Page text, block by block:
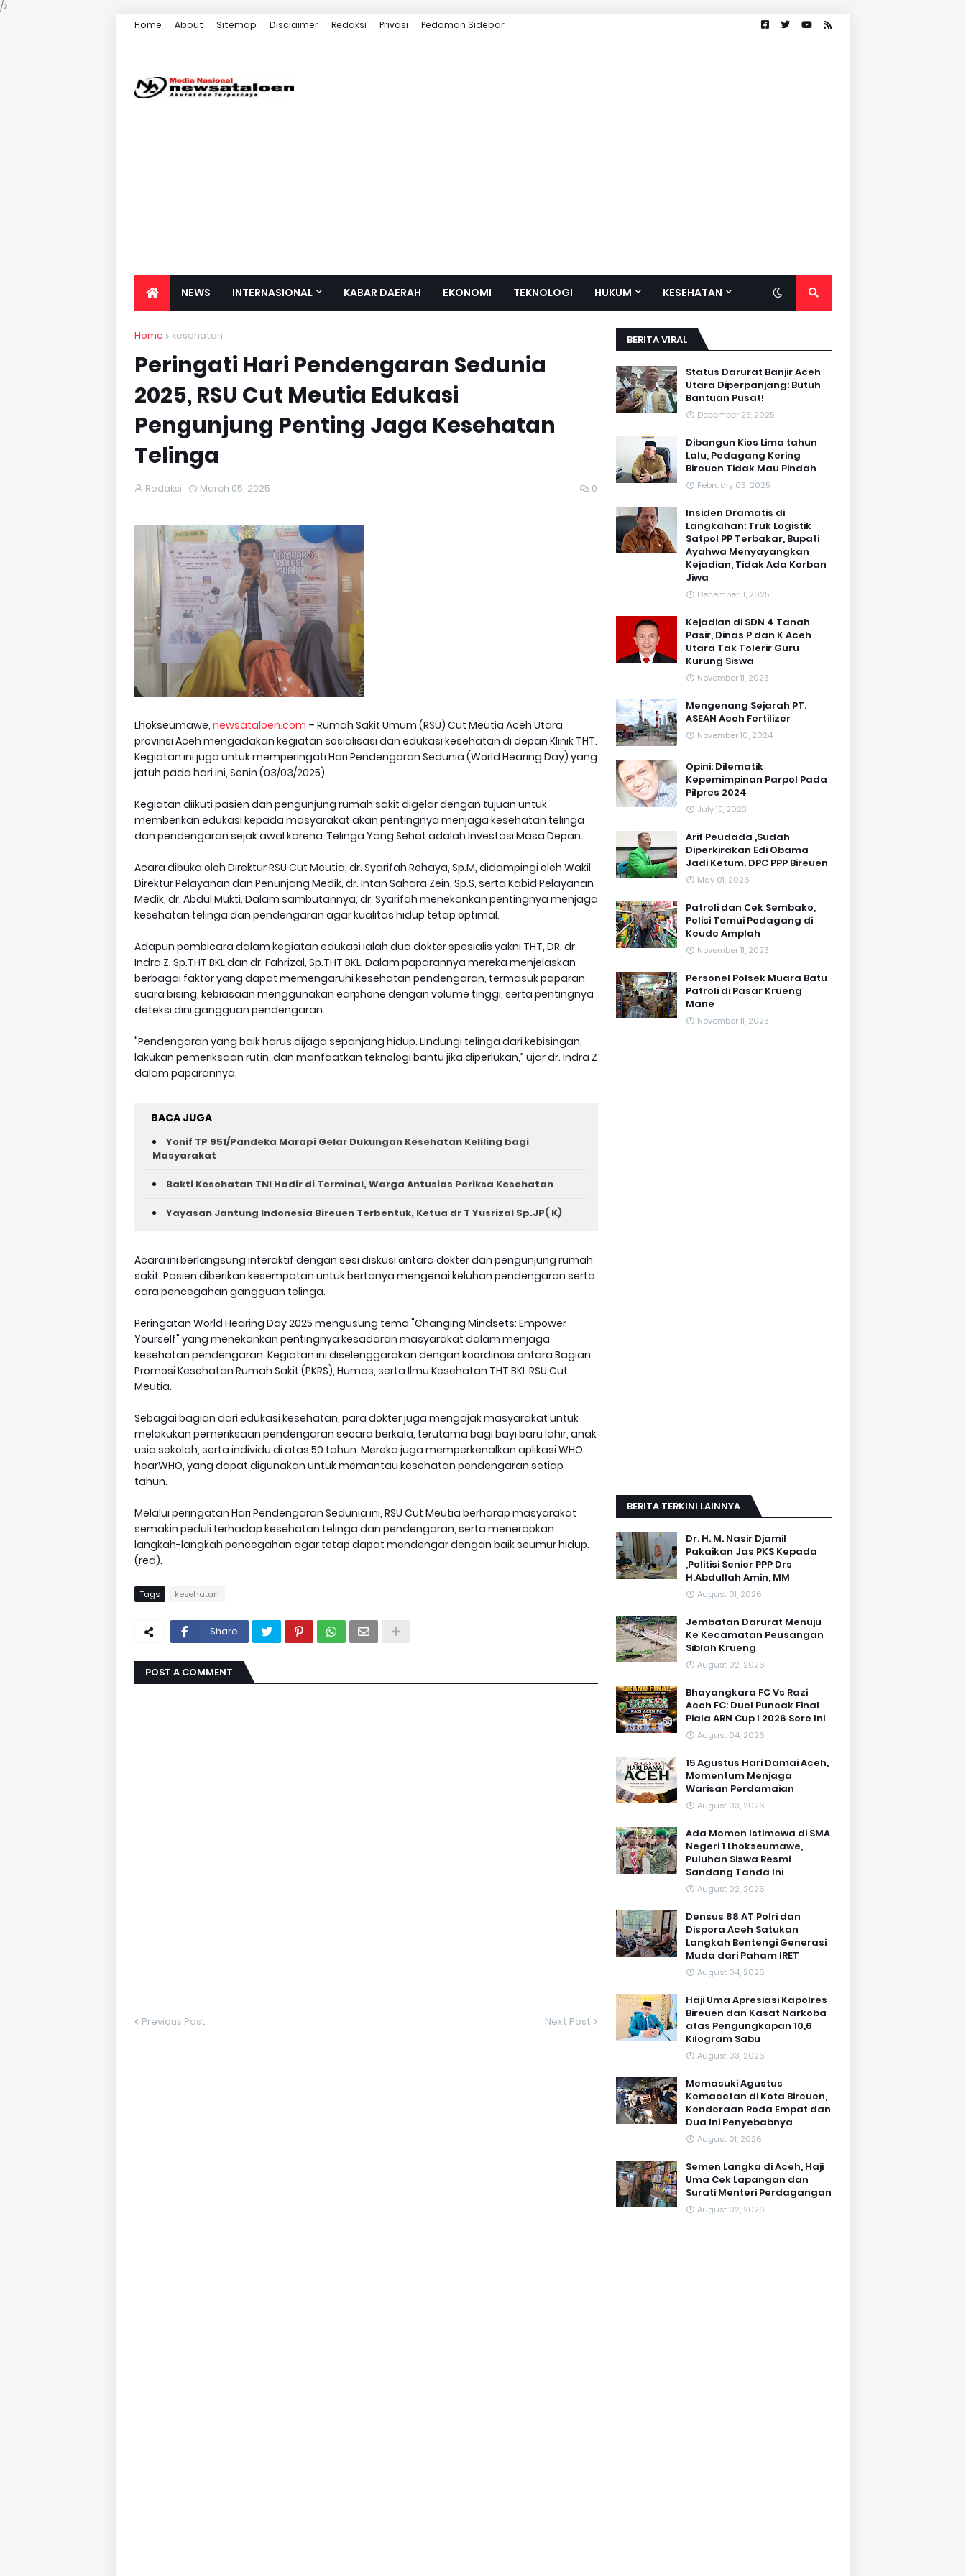
/>
Home About Sitemap Disclaimer Redaksi Privasi Pedoman Sidebar
NEWS INTERNASIONAL KABAR DAERAH EKONOMI TEKNOLOGI HUKUM KESEHATAN
Home kesehatan
Peringati Hari Pendengaran Sedunia
2025, RSU Cut Meutia Edukasi
Pengunjung Penting Jaga Kesehatan
Telinga
Redaksi March 05, 2025 0
Lhokseumawe, newsataloen.com – Rumah Sakit Umum (RSU) Cut Meutia Aceh Utara
provinsi Aceh mengadakan kegiatan sosialisasi dan edukasi kesehatan di depan Klinik THT.
Kegiatan ini juga untuk memperingati Hari Pendengaran Sedunia (World Hearing Day) yang
jatuh pada hari ini, Senin (03/03/2025).
Kegiatan diikuti pasien dan pengunjung rumah sakit digelar dengan tujuan untuk
memberikan edukasi kepada masyarakat akan pentingnya menjaga kesehatan telinga
dan pendengaran sejak awal karena ‘Telinga Yang Sehat adalah Investasi Masa Depan.
Acara dibuka oleh Direktur RSU Cut Meutia, dr. Syarifah Rohaya, Sp.M, didampingi oleh Wakil
Direktur Pelayanan dan Penunjang Medik, dr. Intan Sahara Zein, Sp.S, serta Kabid Pelayanan
Medik, dr. Abdul Mukti. Dalam sambutannya, dr. Syarifah menekankan pentingnya menjaga
kesehatan telinga dan pendengaran agar kualitas hidup tetap optimal.
Adapun pembicara dalam kegiatan edukasi ialah dua dokter spesialis yakni THT, DR. dr.
Indra Z, Sp.THT BKL dan dr. Fahrizal, Sp.THT BKL. Dalam paparannya mereka menjelaskan
berbagai faktor yang dapat memengaruhi kesehatan pendengaran, termasuk paparan
suara bising, kebiasaan menggunakan earphone dengan volume tinggi, serta pentingnya
deteksi dini gangguan pendengaran.
"Pendengaran yang baik harus dijaga sepanjang hidup. Lindungi telinga dari kebisingan,
lakukan pemeriksaan rutin, dan manfaatkan teknologi bantu jika diperlukan,” ujar dr. Indra Z
dalam paparannya.
BACA JUGA
Yonif TP 951/Pandeka Marapi Gelar Dukungan Kesehatan Keliling bagi
Masyarakat
Bakti Kesehatan TNI Hadir di Terminal, Warga Antusias Periksa Kesehatan
Yayasan Jantung Indonesia Bireuen Terbentuk, Ketua dr T Yusrizal Sp.JP( K)
Acara ini berlangsung interaktif dengan sesi diskusi antara dokter dan pengunjung rumah
sakit. Pasien diberikan kesempatan untuk bertanya mengenai keluhan pendengaran serta
cara pencegahan gangguan telinga.
Peringatan World Hearing Day 2025 mengusung tema "Changing Mindsets: Empower
Yourself" yang menekankan pentingnya kesadaran masyarakat dalam menjaga
kesehatan pendengaran. Kegiatan ini diselenggarakan dengan koordinasi antara Bagian
Promosi Kesehatan Rumah Sakit (PKRS), Humas, serta Ilmu Kesehatan THT BKL RSU Cut
Meutia.
Sebagai bagian dari edukasi kesehatan, para dokter juga mengajak masyarakat untuk
melakukan pemeriksaan pendengaran secara berkala, terutama bagi bayi baru lahir, anak
usia sekolah, serta individu di atas 50 tahun. Mereka juga memperkenalkan aplikasi WHO
hearWHO, yang dapat digunakan untuk memantau kesehatan pendengaran setiap
tahun.
Melalui peringatan Hari Pendengaran Sedunia ini, RSU Cut Meutia berharap masyarakat
semakin peduli terhadap kesehatan telinga dan pendengaran, serta menerapkan
langkah-langkah pencegahan agar tetap dapat mendengar dengan baik seumur hidup.
(red).
Tags kesehatan
Share
POST A COMMENT
Previous Post Next Post
BERITA VIRAL
Status Darurat Banjir Aceh
Utara Diperpanjang: Butuh
Bantuan Pusat!
December 25, 2025
Dibangun Kios Lima tahun
Lalu, Pedagang Kering
Bireuen Tidak Mau Pindah
February 03, 2025
Insiden Dramatis di
Langkahan: Truk Logistik
Satpol PP Terbakar, Bupati
Ayahwa Menyayangkan
Kejadian, Tidak Ada Korban
Jiwa
December 11, 2025
Kejadian di SDN 4 Tanah
Pasir, Dinas P dan K Aceh
Utara Tak Tolerir Guru
Kurung Siswa
November 11, 2023
Mengenang Sejarah PT.
ASEAN Aceh Fertilizer
November 10, 2024
Opini: Dilematik
Kepemimpinan Parpol Pada
Pilpres 2024
July 15, 2023
Arif Peudada ,Sudah
Diperkirakan Edi Obama
Jadi Ketum. DPC PPP Bireuen
May 01, 2026
Patroli dan Cek Sembako,
Polisi Temui Pedagang di
Keude Amplah
November 11, 2023
Personel Polsek Muara Batu
Patroli di Pasar Krueng
Mane
November 11, 2023
BERITA TERKINI LAINNYA
Dr. H. M. Nasir Djamil
Pakaikan Jas PKS Kepada
,Politisi Senior PPP Drs
H.Abdullah Amin, MM
August 01, 2026
Jembatan Darurat Menuju
Ke Kecamatan Peusangan
Siblah Krueng
August 02, 2026
Bhayangkara FC Vs Razi
Aceh FC: Duel Puncak Final
Piala ARN Cup I 2026 Sore Ini
August 04, 2026
15 Agustus Hari Damai Aceh,
Momentum Menjaga
Warisan Perdamaian
August 03, 2026
Ada Momen Istimewa di SMA
Negeri 1 Lhokseumawe,
Puluhan Siswa Resmi
Sandang Tanda Ini
August 02, 2026
Densus 88 AT Polri dan
Dispora Aceh Satukan
Langkah Bentengi Generasi
Muda dari Paham IRET
August 04, 2026
Haji Uma Apresiasi Kapolres
Bireuen dan Kasat Narkoba
atas Pengungkapan 10,6
Kilogram Sabu
August 03, 2026
Memasuki Agustus
Kemacetan di Kota Bireuen,
Kenderaan Roda Empat dan
Dua Ini Penyebabnya
August 01, 2026
Semen Langka di Aceh, Haji
Uma Cek Lapangan dan
Surati Menteri Perdagangan
August 02, 2026